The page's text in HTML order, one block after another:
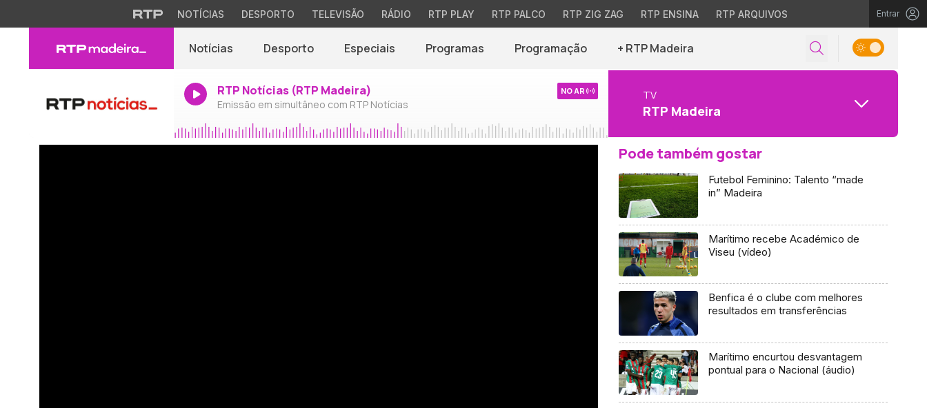
NOTÍCIAS DESPORTO TELEVISÃO RÁDIO RTP PLAY RTP PALCO RTP ZIG ZAG RTP ENSINA RTP ARQUIVOS Entrar
Notícias Desporto Especiais Programas Programação + RTP Madeira
RTP Notícias (RTP Madeira)
Emissão em simultâneo com RTP Notícias
NO AR TV
RTP Madeira
Pode também gostar
Futebol Feminino: Talento “made
in” Madeira
Marítimo recebe Académico de
Viseu (vídeo)
Benfica é o clube com melhores
resultados em transferências
Marítimo encurtou desvantagem
pontual para o Nacional (áudio)